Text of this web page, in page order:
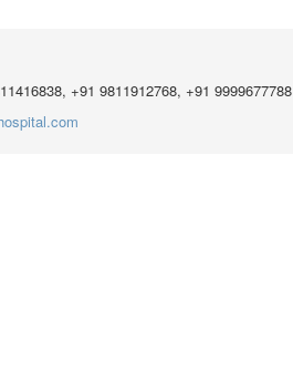
+91 9811912768, +91 9999677788